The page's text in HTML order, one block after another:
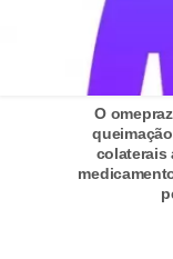
O
colaterais